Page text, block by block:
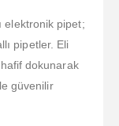
elektronik pipet;
pipetler. Eli
dokunarak
güvenilir